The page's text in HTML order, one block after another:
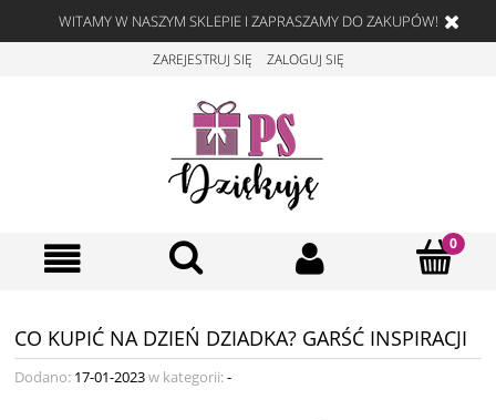
WITAMY W NASZYM SKLEPIE I ZAPRASZAMY DO ZAKUPÓW!
ZAREJESTRUJ SIĘ ZALOGUJ SIĘ
CO KUPIĆ NA DZIEŃ DZIADKA? GARŚĆ INSPIRACJI
Dodano: 17-01-2023w kategorii:-